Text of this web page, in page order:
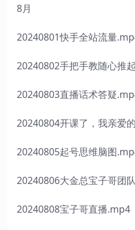
8月
20240801快手全站流量
20240802手把手教随心推
20240803直播话术答疑
20240804开课了，我亲爱
20240805起号思维脑图
20240806大金总宝子哥团
20240808宝子哥直播.mp4